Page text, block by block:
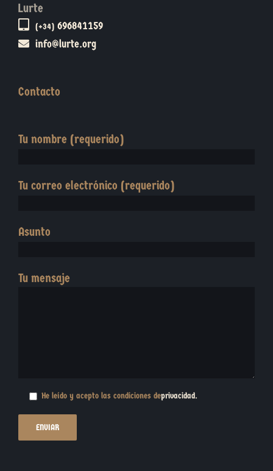
Lurte
(+34) 696841159
info@lurte.org
Contacto
Tu nombre (requerido)
Tu correo electrónico (requerido)
Asunto
Tu mensaje
He leído y acepto las condiciones deprivacidad.